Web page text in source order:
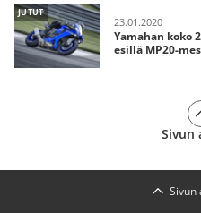
JUTUT
23.01.2020
Yamahan koko
esillä MP20-
Sivun
Sivun